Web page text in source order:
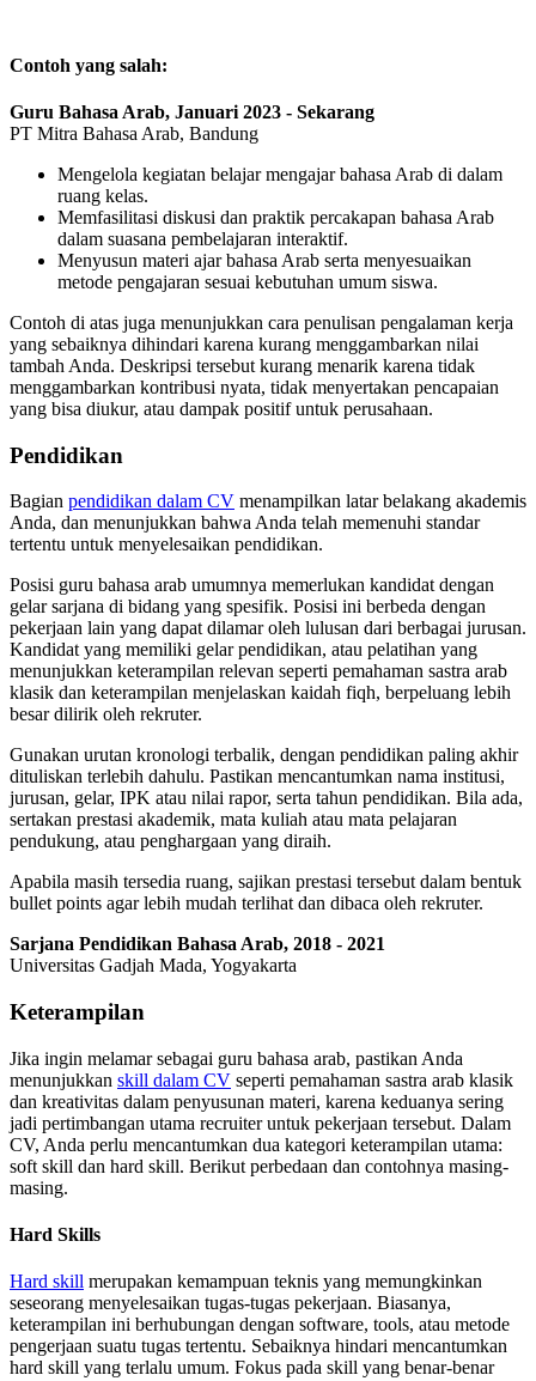
Contoh yang salah:
Guru Bahasa Arab, Januari 2023 - Sekarang
PT Mitra Bahasa Arab, Bandung
Mengelola kegiatan belajar mengajar bahasa Arab di dalam
ruang kelas.
Memfasilitasi diskusi dan praktik percakapan bahasa Arab
dalam suasana pembelajaran interaktif.
Menyusun materi ajar bahasa Arab serta menyesuaikan
metode pengajaran sesuai kebutuhan umum siswa.
Contoh di atas juga menunjukkan cara penulisan pengalaman kerja
yang sebaiknya dihindari karena kurang menggambarkan nilai
tambah Anda. Deskripsi tersebut kurang menarik karena tidak
menggambarkan kontribusi nyata, tidak menyertakan pencapaian
yang bisa diukur, atau dampak positif untuk perusahaan.
Pendidikan
Bagian pendidikan dalam CV menampilkan latar belakang akademis
Anda, dan menunjukkan bahwa Anda telah memenuhi standar
tertentu untuk menyelesaikan pendidikan.
Posisi guru bahasa arab umumnya memerlukan kandidat dengan
gelar sarjana di bidang yang spesifik. Posisi ini berbeda dengan
pekerjaan lain yang dapat dilamar oleh lulusan dari berbagai jurusan.
Kandidat yang memiliki gelar pendidikan, atau pelatihan yang
menunjukkan keterampilan relevan seperti pemahaman sastra arab
klasik dan keterampilan menjelaskan kaidah fiqh, berpeluang lebih
besar dilirik oleh rekruter.
Gunakan urutan kronologi terbalik, dengan pendidikan paling akhir
dituliskan terlebih dahulu. Pastikan mencantumkan nama institusi,
jurusan, gelar, IPK atau nilai rapor, serta tahun pendidikan. Bila ada,
sertakan prestasi akademik, mata kuliah atau mata pelajaran
pendukung, atau penghargaan yang diraih.
Apabila masih tersedia ruang, sajikan prestasi tersebut dalam bentuk
bullet points agar lebih mudah terlihat dan dibaca oleh rekruter.
Sarjana Pendidikan Bahasa Arab, 2018 - 2021
Universitas Gadjah Mada, Yogyakarta
Keterampilan
Jika ingin melamar sebagai guru bahasa arab, pastikan Anda
menunjukkan skill dalam CV seperti pemahaman sastra arab klasik
dan kreativitas dalam penyusunan materi, karena keduanya sering
jadi pertimbangan utama recruiter untuk pekerjaan tersebut. Dalam
CV, Anda perlu mencantumkan dua kategori keterampilan utama:
soft skill dan hard skill. Berikut perbedaan dan contohnya masing-
masing.
Hard Skills
Hard skill merupakan kemampuan teknis yang memungkinkan
seseorang menyelesaikan tugas-tugas pekerjaan. Biasanya,
keterampilan ini berhubungan dengan software, tools, atau metode
pengerjaan suatu tugas tertentu. Sebaiknya hindari mencantumkan
hard skill yang terlalu umum. Fokus pada skill yang benar-benar